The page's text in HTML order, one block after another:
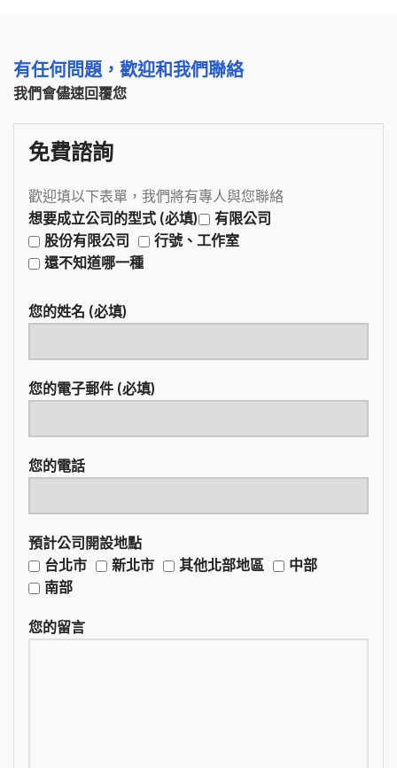
有任何問題，歡迎和我們聯絡
我們會儘速回覆您
免費諮詢
歡迎填以下表單，我們將有專人與您聯絡
想要成立公司的型式 (必填)
有限公司
股份有限公司
行號、工作室
還不知道哪一種
您的姓名 (必填)
您的電子郵件 (必填)
您的電話
預計公司開設地點
台北市
新北市 其他北部地區
中部
南部
您的留言